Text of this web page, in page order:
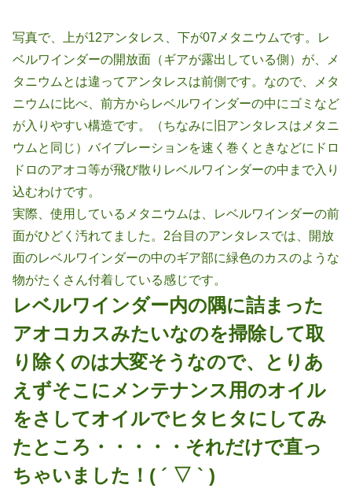
写真で、上が12アンタレス、下が07メタニウムです。レ
ベルワインダーの開放面（ギアが露出している側）が、メ
タニウムとは違ってアンタレスは前側です。なので、メタ
ニウムに比べ、前方からレベルワインダーの中にゴミなど
が入りやすい構造です。（ちなみに旧アンタレスはメタニ
ウムと同じ）バイブレーションを速く巻くときなどにドロ
ドロのアオコ等が飛び散りレベルワインダーの中まで入り
込むわけです。
実際、使用しているメタニウムは、レベルワインダーの前
面がひどく汚れてました。2台目のアンタレスでは、開放
面のレベルワインダーの中のギア部に緑色のカスのような
物がたくさん付着している感じです。
レベルワインダー内の隅に詰まった
アオコカスみたいなのを掃除して取
り除くのは大変そうなので、とりあ
えずそこにメンテナンス用のオイル
をさしてオイルでヒタヒタにしてみ
たところ・・・・・それだけで直っ
ちゃいました！( ´ ▽ ` )